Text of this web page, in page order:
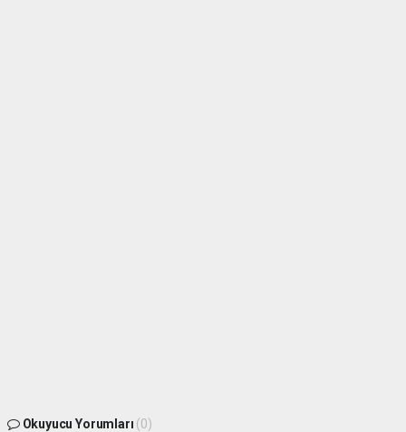
Okuyucu Yorumları (0)